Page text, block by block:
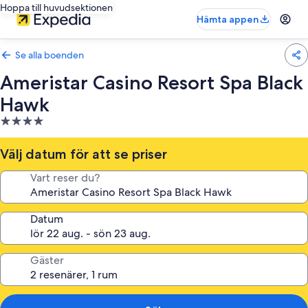
Hoppa till huvudsektionen
Hämta appen
Se alla boenden
Ameristar Casino Resort Spa Black
Hawk
4.0-
stjärnigt
boende
Välj datum för att se priser
Vart reser du?
Datum
Gäster